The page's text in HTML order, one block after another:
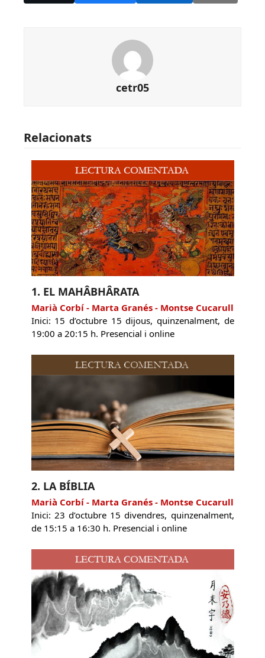
cetr05
Relacionats
1. EL MAHÂBHÂRATA
Marià Corbí - Marta Granés - Montse Cucarull
Inici: 15 d’octubre 15 dijous, quinzenalment, de
19:00 a 20:15 h. Presencial i online
2. LA BÍBLIA
Marià Corbí - Marta Granés - Montse Cucarull
Inici: 23 d’octubre 15 divendres, quinzenalment,
de 15:15 a 16:30 h. Presencial i online